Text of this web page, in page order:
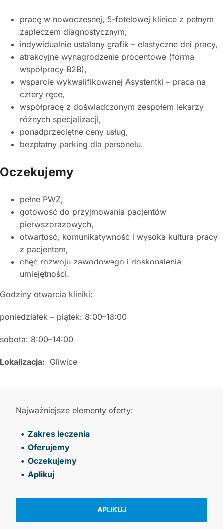
pracę w nowoczesnej, 5-fotelowej klinice z pełnym
zapleczem diagnostycznym,
indywidualnie ustalany grafik – elastyczne dni pracy,
atrakcyjne wynagrodzenie procentowe (forma
współpracy B2B),
wsparcie wykwalifikowanej Asystentki – praca na
cztery ręce,
współpracę z doświadczonym zespołem lekarzy
różnych specjalizacji,
ponadprzeciętne ceny usług,
bezpłatny parking dla personelu.
Oczekujemy
pełne PWZ,
gotowość do przyjmowania pacjentów
pierwszorazowych,
otwartość, komunikatywność i wysoka kultura pracy
z pacjentem,
chęć rozwoju zawodowego i doskonalenia
umiejętności.
Godziny otwarcia kliniki:
poniedziałek – piątek: 8:00–18:00
sobota: 8:00–14:00
Lokalizacja: Gliwice
Najważniejsze elementy oferty:
Zakres leczenia
Oferujemy
Oczekujemy
Aplikuj
APLIKUJ